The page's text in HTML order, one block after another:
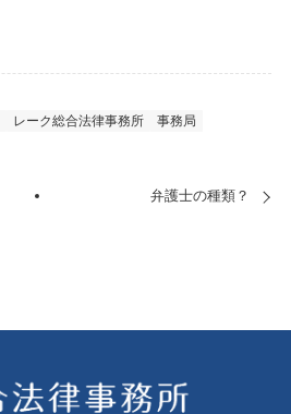
レーク総合法律事務所 事務局
弁護士の種類？